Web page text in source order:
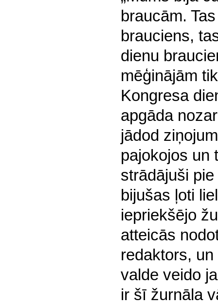
braucām.
brauciens,
dienu
mēģinājām
Kongresa
apgāda
jādod
pajokojos un
strādājuši
bijušas ļoti
iepriekšējo
atteicās
redaktors,
valde veido
ir šī žurnāla